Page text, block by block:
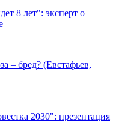
8 лет": эксперт о
– бред? (Евстафьев,
2030": презентация